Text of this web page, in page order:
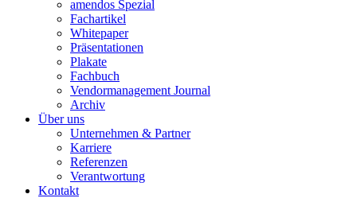
amendos Spezial
Fachartikel
Whitepaper
Präsentationen
Plakate
Fachbuch
Vendormanagement Journal
Archiv
Über uns
Unternehmen & Partner
Karriere
Referenzen
Verantwortung
Kontakt